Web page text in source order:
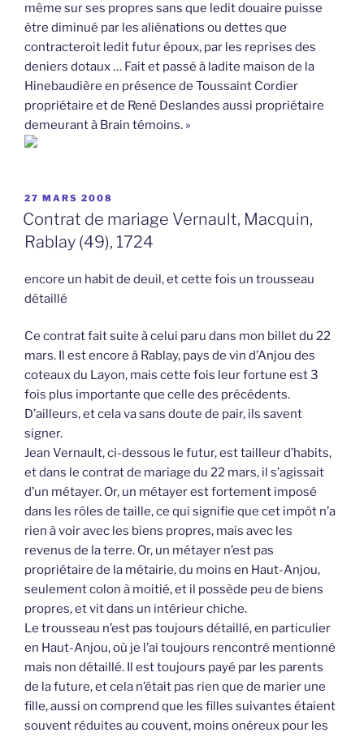
même sur ses propres sans que ledit douaire puisse
être diminué par les aliénations ou dettes que
contracteroit ledit futur époux, par les reprises des
deniers dotaux … Fait et passé à ladite maison de la
Hinebaudière en présence de Toussaint Cordier
propriétaire et de René Deslandes aussi propriétaire
demeurant à Brain témoins. »
PUBLIÉ
LE
27 MARS 2008
Contrat de mariage Vernault, Macquin,
Rablay (49), 1724
encore un habit de deuil, et cette fois un trousseau
détaillé
Ce contrat fait suite à celui paru dans mon billet du 22
mars. Il est encore à Rablay, pays de vin d’Anjou des
coteaux du Layon, mais cette fois leur fortune est 3
fois plus importante que celle des précédents.
D’ailleurs, et cela va sans doute de pair, ils savent
signer.
Jean Vernault, ci-dessous le futur, est tailleur d’habits,
et dans le contrat de mariage du 22 mars, il s’agissait
d’un métayer. Or, un métayer est fortement imposé
dans les rôles de taille, ce qui signifie que cet impôt n’a
rien à voir avec les biens propres, mais avec les
revenus de la terre. Or, un métayer n’est pas
propriétaire de la métairie, du moins en Haut-Anjou,
seulement colon à moitié, et il possède peu de biens
propres, et vit dans un intérieur chiche.
Le trousseau n’est pas toujours détaillé, en particulier
en Haut-Anjou, où je l’ai toujours rencontré mentionné
mais non détaillé. Il est toujours payé par les parents
de la future, et cela n’était pas rien que de marier une
fille, aussi on comprend que les filles suivantes étaient
souvent réduites au couvent, moins onéreux pour les